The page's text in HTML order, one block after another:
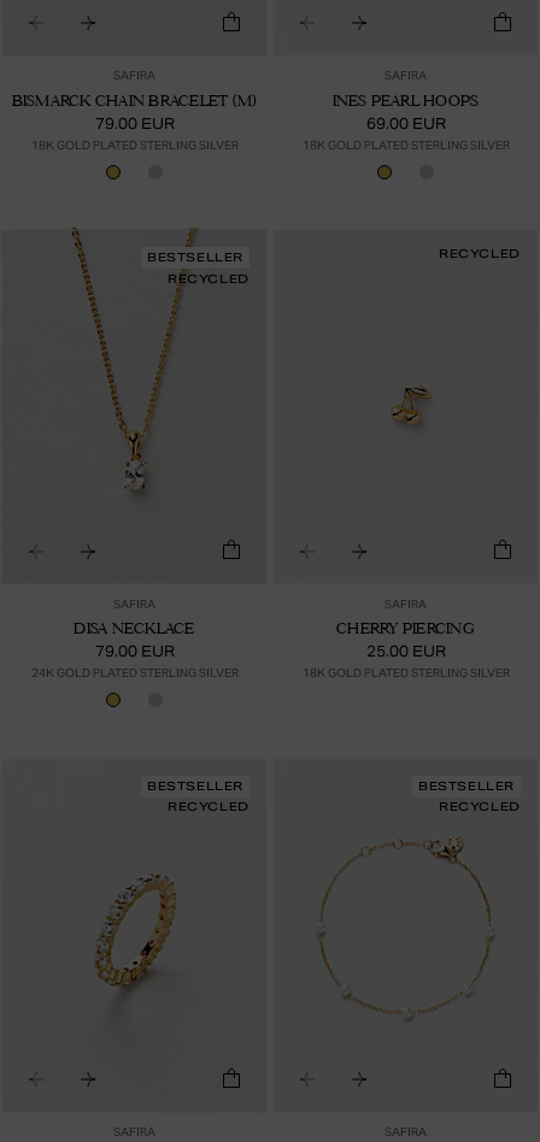
SAFIRA
BISMARCK CHAIN BRACELET (M)
79.00 EUR
18K GOLD PLATED STERLING SILVER
SAFIRA
INES PEARL HOOPS
69.00 EUR
18K GOLD PLATED STERLING SILVER
BESTSELLER
RECYCLED
SAFIRA
DISA NECKLACE
79.00 EUR
24K GOLD PLATED STERLING SILVER
RECYCLED
SAFIRA
CHERRY PIERCING
25.00 EUR
18K GOLD PLATED STERLING SILVER
BESTSELLER
RECYCLED
SAFIRA
BESTSELLER
RECYCLED
SAFIRA